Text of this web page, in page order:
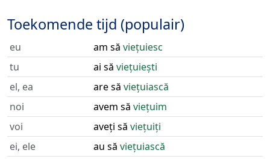
Toekomende tijd (populair)
eu am să viețuiesc
tu
ai să viețuiești
el, ea
are să viețuiască
noi
avem să viețuim
voi
aveți să viețuiți
ei, ele
au să viețuiască